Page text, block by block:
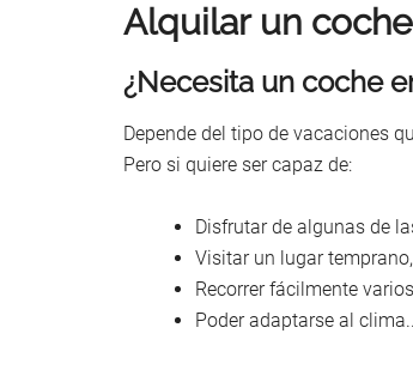
Alquilar un
¿Necesita un coche
Depende del tipo de vacaciones
Pero si quiere ser capaz de:
Disfrutar de algunas de
Visitar un lugar
Recorrer fácilmente
Poder adaptarse al